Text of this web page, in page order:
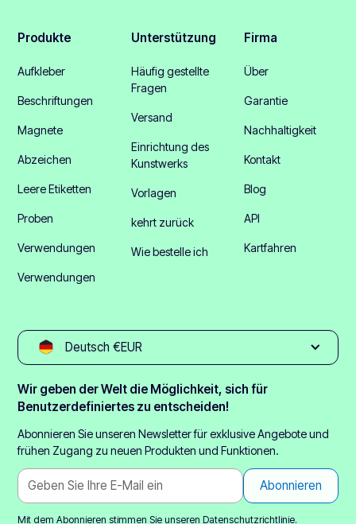
Produkte
Aufkleber
Beschriftungen
Magnete
Abzeichen
Leere Etiketten
Proben
Verwendungen
Verwendungen
Unterstützung
Häufig gestellte
Fragen
Versand
Einrichtung des
Kunstwerks
Vorlagen
kehrt zurück
Wie bestelle ich
Firma
Über
Garantie
Nachhaltigkeit
Kontakt
Blog
API
Kartfahren
Deutsch €EUR
Wir geben der Welt die Möglichkeit, sich für
Benutzerdefiniertes zu entscheiden!
Abonnieren Sie unseren Newsletter für exklusive Angebote und
frühen Zugang zu neuen Produkten und Funktionen.
Mit dem Abonnieren stimmen Sie unserenDatenschutzrichtlinie.